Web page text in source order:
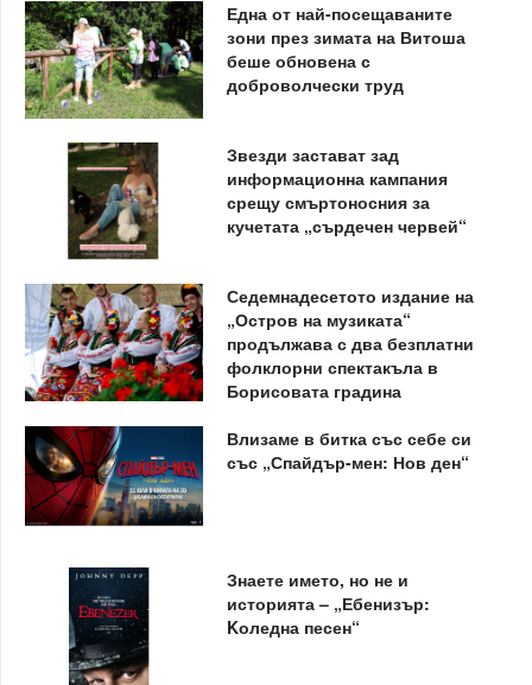
Една от най-посещаваните
зони през зимата на Витоша
беше обновена с
доброволчески труд
Звезди застават зад
информационна кампания
срещу смъртоносния за
кучетата „сърдечен червей“
Седемнадесетото издание на
„Остров на музиката“
продължава с два безплатни
фолклорни спектакъла в
Борисовата градина
Влизаме в битка със себе си
със „Спайдър-мен: Нов ден“
Знаете името, но не и
историята – „Ебенизър:
Kоледна песен“